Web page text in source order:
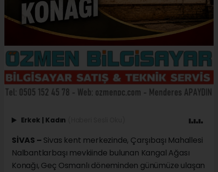
Erkek | Kadın
SİVAS – Sivas kent merkezinde, Çarşıbaşı Mahallesi
Nalbantlarbaşı mevkiinde bulunan Kangal Ağası
Konağı, Geç Osmanlı döneminden günümüze ulaşan